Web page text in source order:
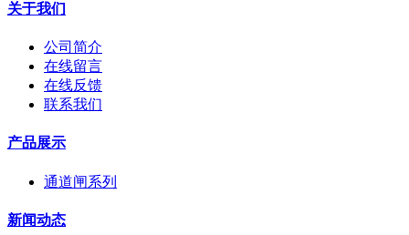
关于我们
公司简介
在线留言
在线反馈
联系我们
产品展示
通道闸系列
新闻动态